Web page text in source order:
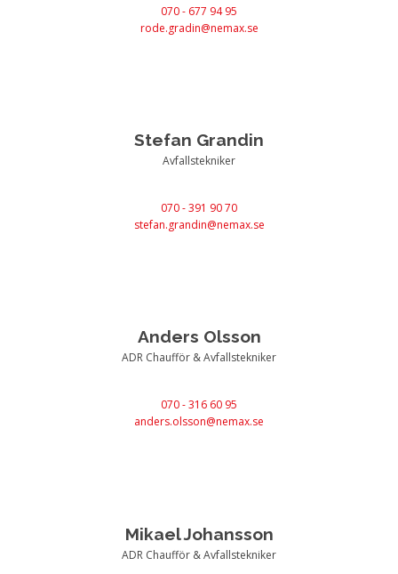
070 - 677 94 95
rode.gradin@nemax.se
Stefan Grandin
Avfallstekniker
070 - 391 90 70
stefan.grandin@nemax.se
Anders Olsson
ADR Chaufför & Avfallstekniker
070 - 316 60 95
anders.olsson@nemax.se
Mikael Johansson
ADR Chaufför & Avfallstekniker